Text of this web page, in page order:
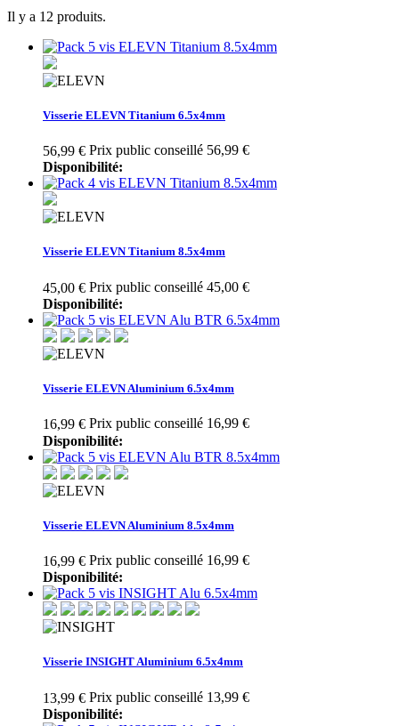
Il y a 12 produits.
Visserie ELEVN Titanium 6.5x4mm
56,99 € Prix public conseillé 56,99 €
Disponibilité:
Visserie ELEVN Titanium 8.5x4mm
45,00 € Prix public conseillé 45,00 €
Disponibilité:
Visserie ELEVN Aluminium 6.5x4mm
16,99 € Prix public conseillé 16,99 €
Disponibilité:
Visserie ELEVN Aluminium 8.5x4mm
16,99 € Prix public conseillé 16,99 €
Disponibilité:
Visserie INSIGHT Aluminium 6.5x4mm
13,99 € Prix public conseillé 13,99 €
Disponibilité: